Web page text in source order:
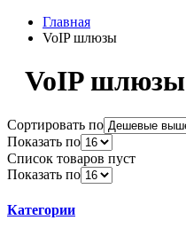
Главная
VoIP шлюзы
VoIP шлюзы
Сортировать по
Показать по
Список товаров пуст
Показать по
Категории